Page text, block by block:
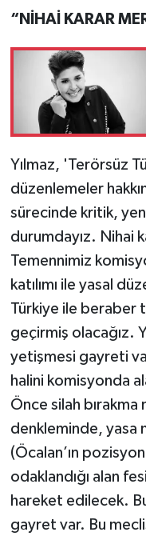
“NİHAİ KARAR
Yılmaz, 'Terörsüz
düzenlemeler
sürecinde kritik,
durumdayız. Nihai
Temennimiz
katılımı ile yasal
Türkiye ile beraber
geçirmiş olacağız.
yetişmesi gayreti
halini komisyonda
Önce silah bırakma
denkleminde, yasa
(Öcalan’ın
odaklandığı alan
hareket edilecek.
gayret var. Bu